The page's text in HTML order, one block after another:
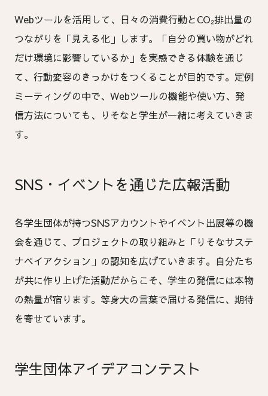
Webツールを活用して、日々の消費行動とCO₂排出量の
つながりを「見える化」します。「自分の買い物がどれ
だけ環境に影響しているか」を実感できる体験を通じ
て、行動変容のきっかけをつくることが目的です。定例
ミーティングの中で、Webツールの機能や使い方、発
信方法についても、りそなと学生が一緒に考えていきま
す。
SNS・イベントを通じた広報活動
各学生団体が持つSNSアカウントやイベント出展等の機
会を通じて、プロジェクトの取り組みと「りそなサステ
ナペイアクション」の認知を広げていきます。自分たち
が共に作り上げた活動だからこそ、学生の発信には本物
の熱量が宿ります。等身大の言葉で届ける発信に、期待
を寄せています。
学生団体アイデアコンテスト